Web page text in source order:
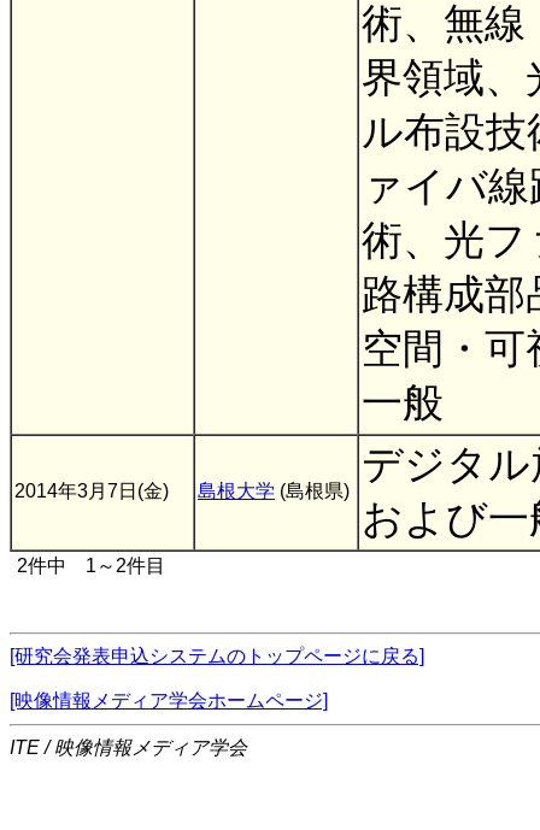
術、無線
界領域、
ル布設
ァイバ
術、光フ
路構成部
空間・可
一般
2014年3月7日(金) 島根大学 (島根県)
デジタ
および一
2件中 1～2件目
[研究会発表申込システムのトップページに戻る]
[映像情報メディア学会ホームページ]
ITE / 映像情報メディア学会